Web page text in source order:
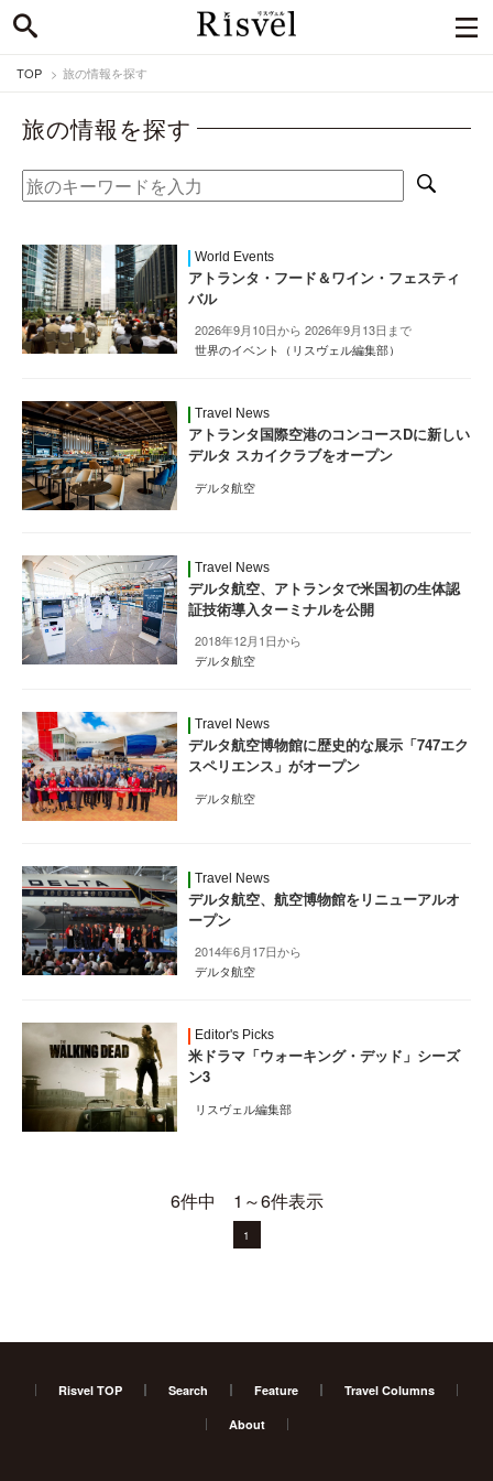
TOP 旅の情報を探す
旅の情報を探す
World Events
アトランタ・フード＆ワイン・フェスティ
バル
2026年9月10日から 2026年9月13日まで
世界のイベント（リスヴェル編集部）
Travel News
アトランタ国際空港のコンコースDに新しい
デルタ スカイクラブをオープン
デルタ航空
Travel News
デルタ航空、アトランタで米国初の生体認
証技術導入ターミナルを公開
2018年12月1日から
デルタ航空
Travel News
デルタ航空博物館に歴史的な展示「747エク
スペリエンス」がオープン
デルタ航空
Travel News
デルタ航空、航空博物館をリニューアルオ
ープン
2014年6月17日から
デルタ航空
Editor's Picks
米ドラマ「ウォーキング・デッド」シーズ
ン3
リスヴェル編集部
6件中 1～6件表示
1
Risvel TOP Search Feature Travel Columns
About